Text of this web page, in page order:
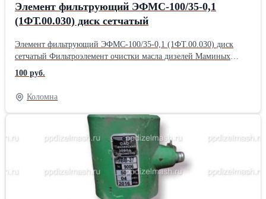
Элемент фильтрующий ЭФМС-100/35-0,1
(1ФТ.00.030) диск сетчатый
Элемент фильтрующий ЭФМС-100/35-0,1 (1ФТ.00.030) диск
сетчатый Фильтроэлемент очистки масла дизелей Маминых
21/21; Первомайский 25/34 Пензадизель-26/26, 31,8/33;
Коломна-26/26, 30/38, 23/30; Русдизель 30/50, 40/46, 23/2х30;
РУМО 23/30, 36/45, .ТГМ8, ТГМ12, ТЭМ-2М, ТЭП70, М62,
2ТЭ116 Габариты: 100х36х7 Аналоги элемента фильтрующего
ЭФМС-100/35-0,1: 1ФТ00.030 диск 02.843.40.20 Эф.000-01
Р-100-01 ТЭП60.10.28.045
100 руб.
Коломна